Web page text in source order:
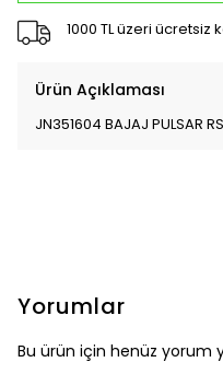
1000 TL üzeri ücretsiz
Ürün Açıklaması
JN351604 BAJAJ PULSAR
Yorumlar
Bu ürün için henüz yorum